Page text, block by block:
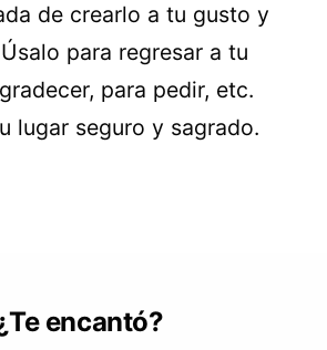
de crearlo a tu gusto y
para regresar a tu
para pedir, etc.
lugar seguro y sagrado.
encantó?